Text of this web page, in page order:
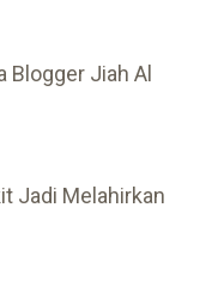
Blogger Jiah Al
Jadi Melahirkan